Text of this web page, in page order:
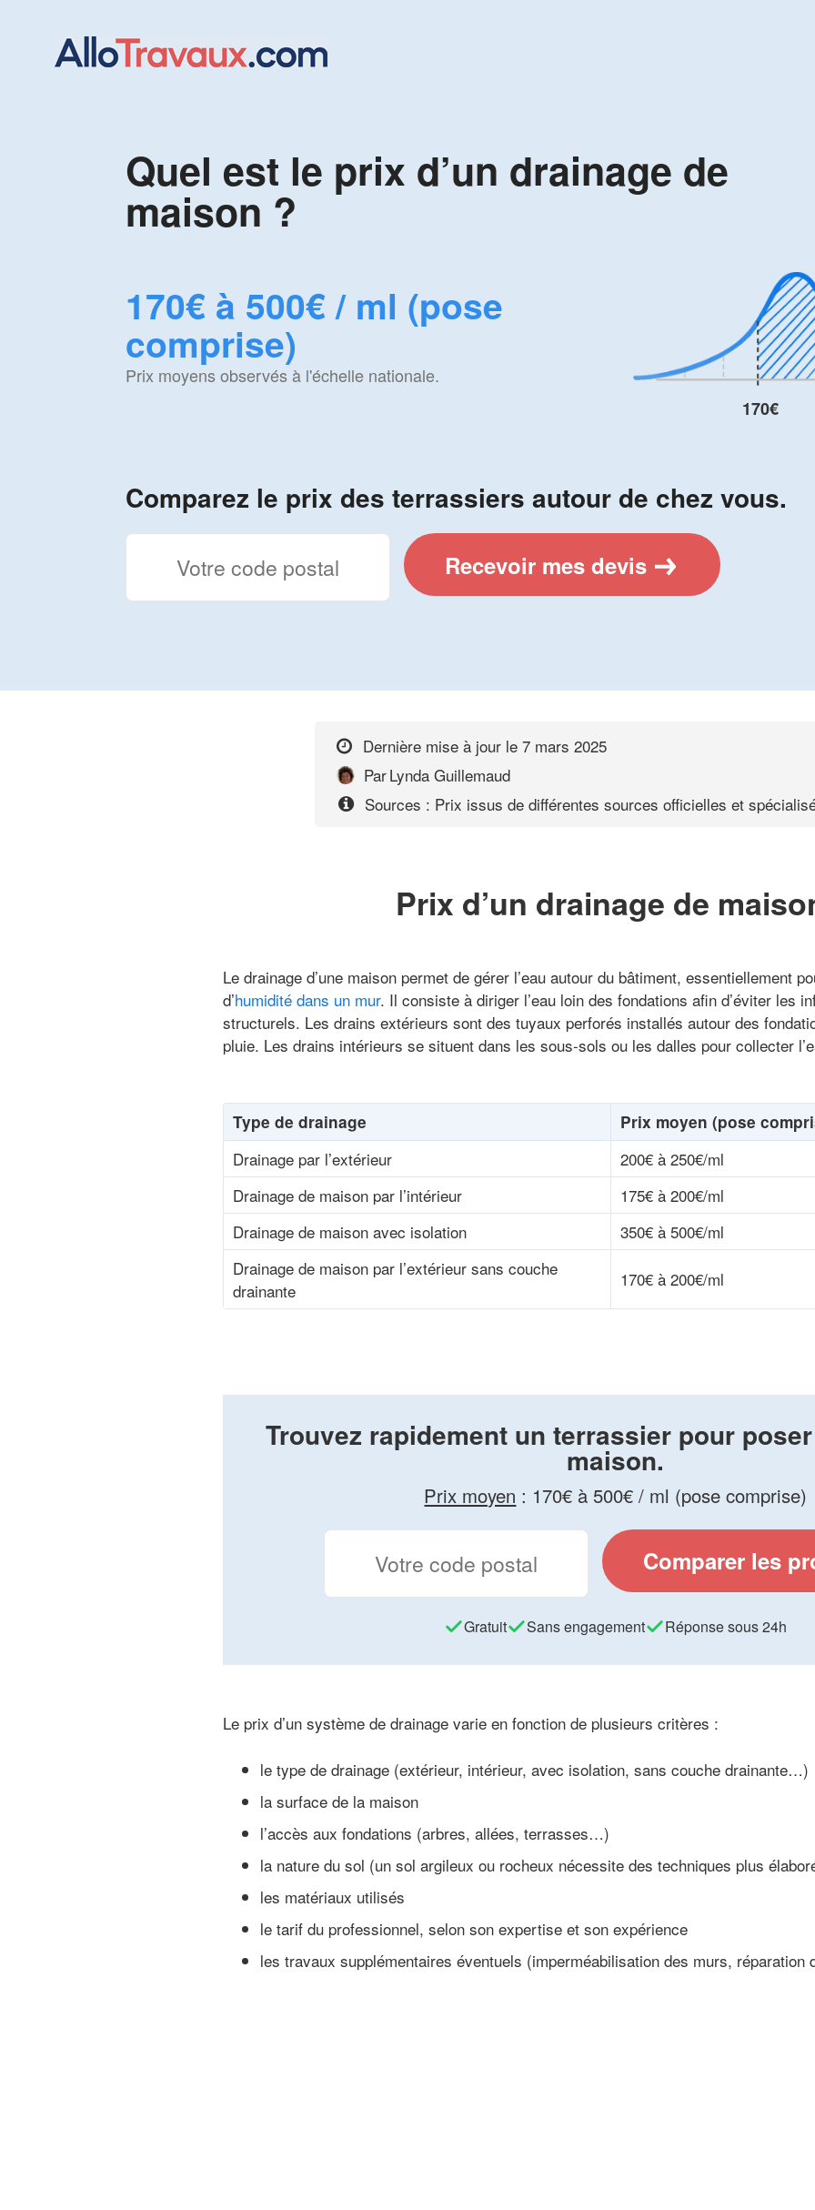
Quel est le prix d’un drainage de
maison ?
170€ à 500€ / ml (pose
comprise)
Prix moyens observés à l'échelle nationale.
170€
Comparez le prix des terrassiers autour de chez vous.
Recevoir mes devis
Dernière mise à jour le 7 mars 2025
ParLynda Guillemaud
Sources : Prix issus de différentes sources officielles et
Prix d’un drainage de
Le drainage d’une maison permet de gérer l’eau autour du bâtiment, essentiellement
d’humidité dans un mur. Il consiste à diriger l’eau loin des fondations afin d’éviter les
structurels. Les drains extérieurs sont des tuyaux perforés installés autour des
pluie. Les drains intérieurs se situent dans les sous-sols ou les dalles pour collecter
Type de drainage
Prix moyen (pose
Drainage par l’extérieur
200€ à 250€/ml
Drainage de maison par l’intérieur
175€ à 200€/ml
Drainage de maison avec isolation
350€ à 500€/ml
Drainage de maison par l’extérieur sans couche
drainante
170€ à 200€/ml
Trouvez rapidement un terrassier pour
maison.
Prix moyen : 170€ à 500€ / ml (pose comprise)
Comparer les
Gratuit Sans engagement Réponse sous 24h
Le prix d’un système de drainage varie en fonction de plusieurs critères :
le type de drainage (extérieur, intérieur, avec isolation, sans couche drainante…)
la surface de la maison
l’accès aux fondations (arbres, allées, terrasses…)
la nature du sol (un sol argileux ou rocheux nécessite des techniques plus
les matériaux utilisés
le tarif du professionnel, selon son expertise et son expérience
les travaux supplémentaires éventuels (imperméabilisation des murs,